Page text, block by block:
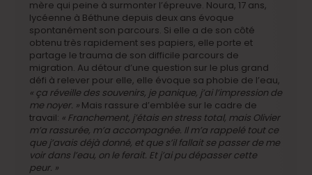
mère qui peine à surmonter l’épreuve. Noura, 17 ans,
lycéenne à Béthune depuis deux ans évoque
spontanément son parcours. Si elle a de son côté
obtenu très rapidement ses papiers, elle porte et
partage le trauma de son difficile parcours de
migration. Au détour d’une question sur le plus grand
défi à relever pour elle, elle évoque sa phobie de l’eau,
« ça réveille des souvenirs, je panique, j’ai l’impression de
me noyer. » Mais rassure d’emblée sur le cadre de
travail: « Franchement, j’étais en stress total, mais Olivier
m’a rassurée, m’a accompagnée. Il m’a rappelé tout ce
que j’avais déjà donné, et que s’il fallait se passer de me
voir dans l’eau, on le ferait. Et j’ai pu dépasser cette
peur. »